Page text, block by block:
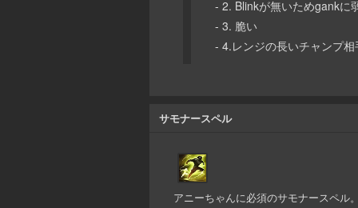
- 2. Blinkが無いためgankに
- 3. 脆い
- 4.レンジの長いチャンプ相
サモナースペル
アニーちゃんに必須のサモナースペル。